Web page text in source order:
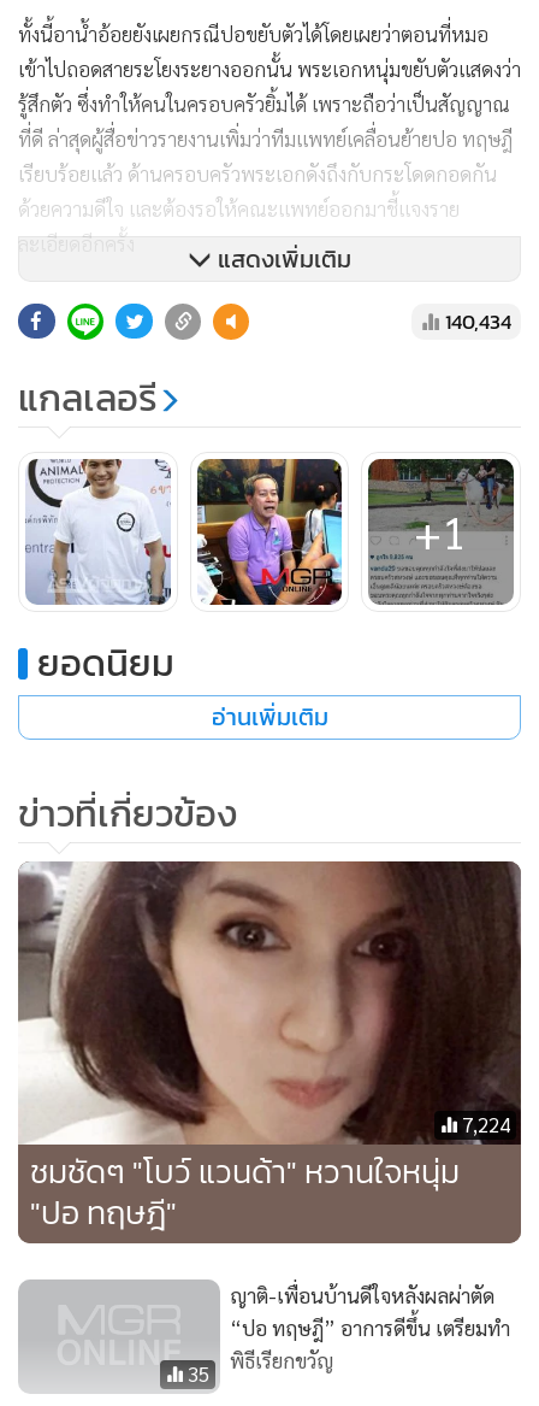
ทั้งนี้อาน้ำอ้อยยังเผยกรณีปอขยับตัวได้โดยเผยว่าตอนที่หมอ
เข้าไปถอดสายระโยงระยางออกนั้น พระเอกหนุ่มขยับตัวแสดงว่า
รู้สึกตัว ซึ่งทำให้คนในครอบครัวยิ้มได้ เพราะถือว่าเป็นสัญญาณ
ที่ดี ล่าสุดผู้สื่อข่าวรายงานเพิ่มว่าทีมแพทย์เคลื่อนย้ายปอ ทฤษฎี
เรียบร้อยแล้ว ด้านครอบครัวพระเอกดังถึงกับกระโดดกอดกัน
ด้วยความดีใจ และต้องรอให้คณะแพทย์ออกมาชี้แจงราย
ละเอียดอีกครั้ง
นอกจากนี้ในอินสตาแกรมของ
“โบ แวนดา สหวงษ์”
กำลังใจที่ส่งให้ครอบครัวเป็นครั้งแรก โดยมีแฟนคลับเข้าไปคอม
เมนต์ให้กำลังใจเป็นจำนวนมาก
แสดงเพิ่มเติม
140,434
แกลเลอรี
+1
ยอดนิยม
อ่านเพิ่มเติม
ข่าวที่เกี่ยวข้อง
7,224
ชมชัดๆ "โบว์ แวนด้า" หวานใจหนุ่ม
"ปอ ทฤษฎี"
35
ญาติ-เพื่อนบ้านดีใจหลังผลผ่าตัด
“ปอ ทฤษฎี” อาการดีขึ้น เตรียมทำ
พิธีเรียกขวัญ